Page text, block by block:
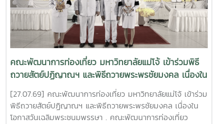
แสดงให้เห็นถึงผลสัมฤทธิ์ของการถ่ายทอดองค์ความรู้ ผ่าน
กระบวนการเรียนรู้ที่เหมาะสม (Appropriate Learning
Process) จากมหาวิทยาลัยสู่ชุมชน เพื่อประยุกต์ใช้ชุดอุปกรณ์
นวัตกรรม และเทคโนโลยีที่เหมาะสม (Appropriate
Technology) ซึ่งสอคล้องกับความต้องการ ช่วยแก้ไขปัญหา
(Pain Point) เหมาะสมกับบริบทพื้นที่ของ 150 ครัวเรือนในตำบล
หนองแฝก อำเภอสารภี และตำบลสำราญราษฎร์ อำเภอ
ดอยสะเก็ด จังหวัดเชียงใหม่ . โครงการสามารถสร้างผลลัพธ์รูป
ธรรมเชิงประจักษ์ ครอบคลุมการเพิ่มขึ้นของรายได้ครัวเรือนสุทธิ
การยกระดับมูลค่าเศรษฐกิจชุมชนฐานราก และการพัฒนา "นวัต
คณะพัฒนาการท่องเที่ยว มหาวิทยาลัยแม่โจ้ เข้าร่วมพิธี
ถวายสัตย์ปฏิญาณฯ และพิธีถวายพระพรชัยมงคล เนื่องใน
โอกาสวันเฉลิมพระชนมพรรษา
[27.07.69] คณะพัฒนาการท่องเที่ยว มหาวิทยาลัยแม่โจ้ เข้าร่วม
พิธีถวายสัตย์ปฏิญาณฯ และพิธีถวายพระพรชัยมงคล เนื่องใน
โอกาสวันเฉลิมพระชนมพรรษา . คณะพัฒนาการท่องเที่ยว